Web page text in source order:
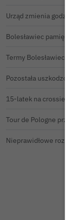
Urząd zmienia godziny